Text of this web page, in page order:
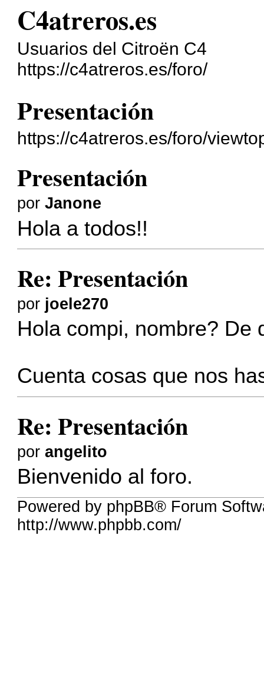
C4atreros.es
Usuarios del Citroën C4
https://c4atreros.es/foro/
Presentación
https://c4atreros.es/foro/
Presentación
porJanone
Hola a todos!!
Re: Presentación
por joele270
Hola compi, nombre? De
Cuenta cosas que nos
Re: Presentación
porangelito
Bienvenido al foro.
Powered by phpBB® Forum
http://www.phpbb.com/